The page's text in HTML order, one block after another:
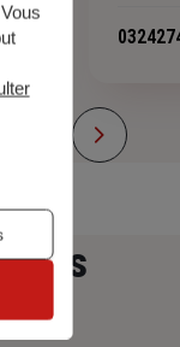
nos